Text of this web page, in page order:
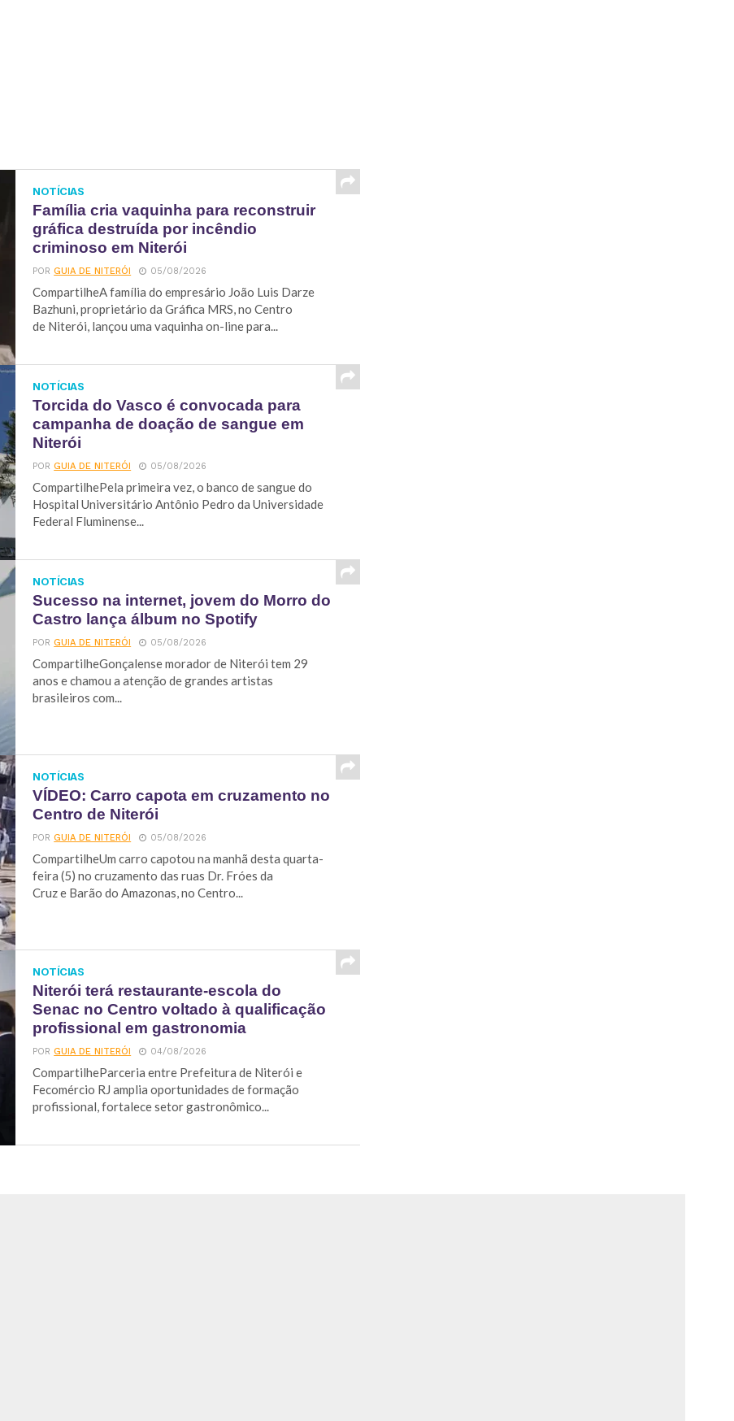
NOTÍCIAS
Família cria vaquinha para reconstruir
gráfica destruída por incêndio
criminoso em Niterói
PORGUIA DE NITERÓI 05/08/2026
CompartilheA família do empresário João Luis Darze
Bazhuni, proprietário da Gráfica MRS, no Centro
de Niterói, lançou uma vaquinha on-line para...
NOTÍCIAS
Torcida do Vasco é convocada para
campanha de doação de sangue em
Niterói
PORGUIA DE NITERÓI 05/08/2026
CompartilhePela primeira vez, o banco de sangue do
Hospital Universitário Antônio Pedro da Universidade
Federal Fluminense...
NOTÍCIAS
Sucesso na internet, jovem do Morro do
Castro lança álbum no Spotify
PORGUIA DE NITERÓI 05/08/2026
CompartilheGonçalense morador de Niterói tem 29
anos e chamou a atenção de grandes artistas
brasileiros com...
NOTÍCIAS
VÍDEO: Carro capota em cruzamento no
Centro de Niterói
PORGUIA DE NITERÓI 05/08/2026
CompartilheUm carro capotou na manhã desta quarta-
feira (5) no cruzamento das ruas Dr. Fróes da
Cruz e Barão do Amazonas, no Centro...
NOTÍCIAS
Niterói terá restaurante-escola do
Senac no Centro voltado à qualificação
profissional em gastronomia
PORGUIA DE NITERÓI 04/08/2026
CompartilheParceria entre Prefeitura de Niterói e
Fecomércio RJ amplia oportunidades de formação
profissional, fortalece setor gastronômico...